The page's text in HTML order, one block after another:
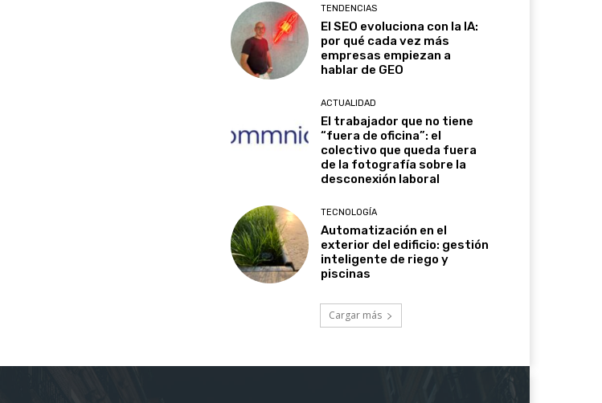
TENDENCIAS
El SEO evoluciona con la IA:
por qué cada vez más
empresas empiezan a
hablar de GEO
ACTUALIDAD
El trabajador que no tiene
“fuera de oficina”: el
colectivo que queda fuera
de la fotografía sobre la
desconexión laboral
TECNOLOGÍA
Automatización en el
exterior del edificio: gestión
inteligente de riego y
piscinas
Cargar más